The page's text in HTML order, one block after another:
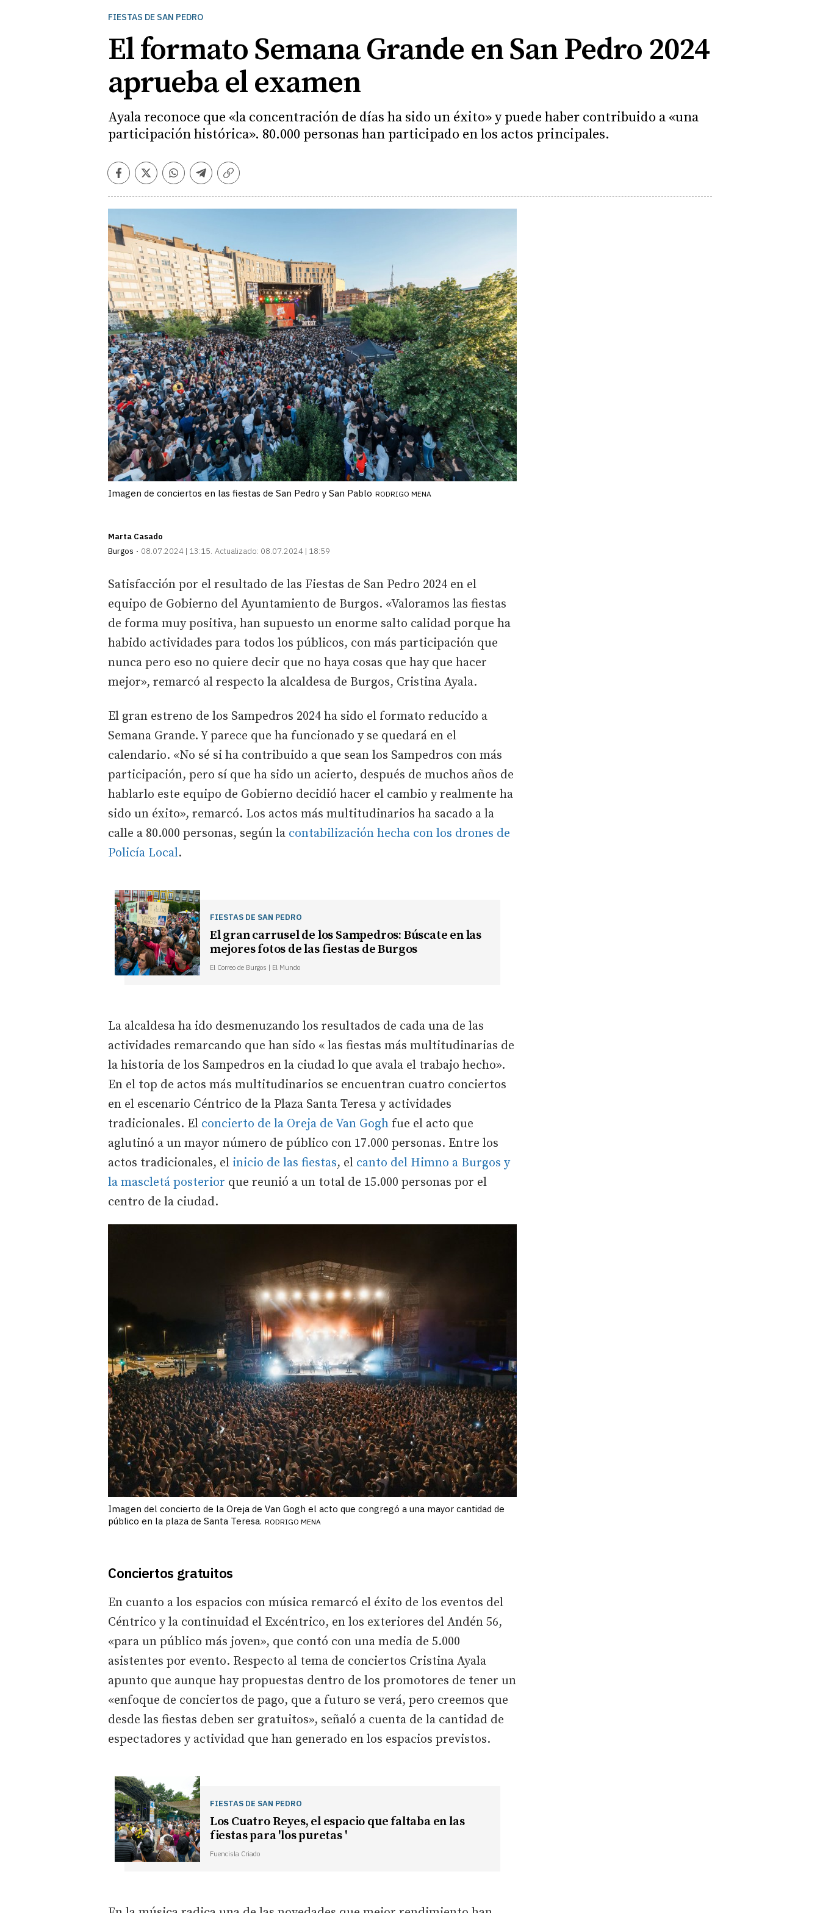
FIESTAS DE SAN PEDRO
El formato Semana Grande en San Pedro 2024
aprueba el examen
Ayala reconoce que «la concentración de días ha sido un éxito» y puede haber contribuido a «una
participación histórica». 80.000 personas han participado en los actos principales.
Facebook
TwitterWhatsapp
Telegram
Copiar
Imagen de conciertos en las fiestas de San Pedro y San Pablo RODRIGO MENA
Marta Casado
Burgos
08.07.2024 | 13:15 Actualizado: 08.07.2024 | 18:59
Satisfacción por el resultado de las Fiestas de San Pedro 2024 en el
equipo de Gobierno del Ayuntamiento de Burgos. «Valoramos las fiestas
de forma muy positiva, han supuesto un enorme salto calidad porque ha
habido actividades para todos los públicos, con más participación que
nunca pero eso no quiere decir que no haya cosas que hay que hacer
mejor», remarcó al respecto la alcaldesa de Burgos, Cristina Ayala.
El gran estreno de los Sampedros 2024 ha sido el formato reducido a
Semana Grande. Y parece que ha funcionado y se quedará en el
calendario. «No sé si ha contribuido a que sean los Sampedros con más
participación, pero sí que ha sido un acierto, después de muchos años de
hablarlo este equipo de Gobierno decidió hacer el cambio y realmente ha
sido un éxito», remarcó. Los actos más multitudinarios ha sacado a la
calle a 80.000 personas, según la contabilización hecha con los drones de
Policía Local.
FIESTAS DE SAN PEDRO
El gran carrusel de los Sampedros: Búscate en las
mejores fotos de las fiestas de Burgos
El Correo de Burgos | El Mundo
La alcaldesa ha ido desmenuzando los resultados de cada una de las
actividades remarcando que han sido « las fiestas más multitudinarias de
la historia de los Sampedros en la ciudad lo que avala el trabajo hecho».
En el top de actos más multitudinarios se encuentran cuatro conciertos
en el escenario Céntrico de la Plaza Santa Teresa y actividades
tradicionales. El concierto de la Oreja de Van Gogh fue el acto que
aglutinó a un mayor número de público con 17.000 personas. Entre los
actos tradicionales, el inicio de las fiestas, el canto del Himno a Burgos y
la mascletá posterior que reunió a un total de 15.000 personas por el
centro de la ciudad.
Imagen del concierto de la Oreja de Van Gogh el acto que congregó a una mayor cantidad de
público en la plaza de Santa Teresa. RODRIGO MENA
Conciertos gratuitos
En cuanto a los espacios con música remarcó el éxito de los eventos del
Céntrico y la continuidad el Excéntrico, en los exteriores del Andén 56,
«para un público más joven», que contó con una media de 5.000
asistentes por evento. Respecto al tema de conciertos Cristina Ayala
apunto que aunque hay propuestas dentro de los promotores de tener un
«enfoque de conciertos de pago, que a futuro se verá, pero creemos que
desde las fiestas deben ser gratuitos», señaló a cuenta de la cantidad de
espectadores y actividad que han generado en los espacios previstos.
FIESTAS DE SAN PEDRO
Los Cuatro Reyes, el espacio que faltaba en las
fiestas para 'los puretas '
Fuencisla Criado